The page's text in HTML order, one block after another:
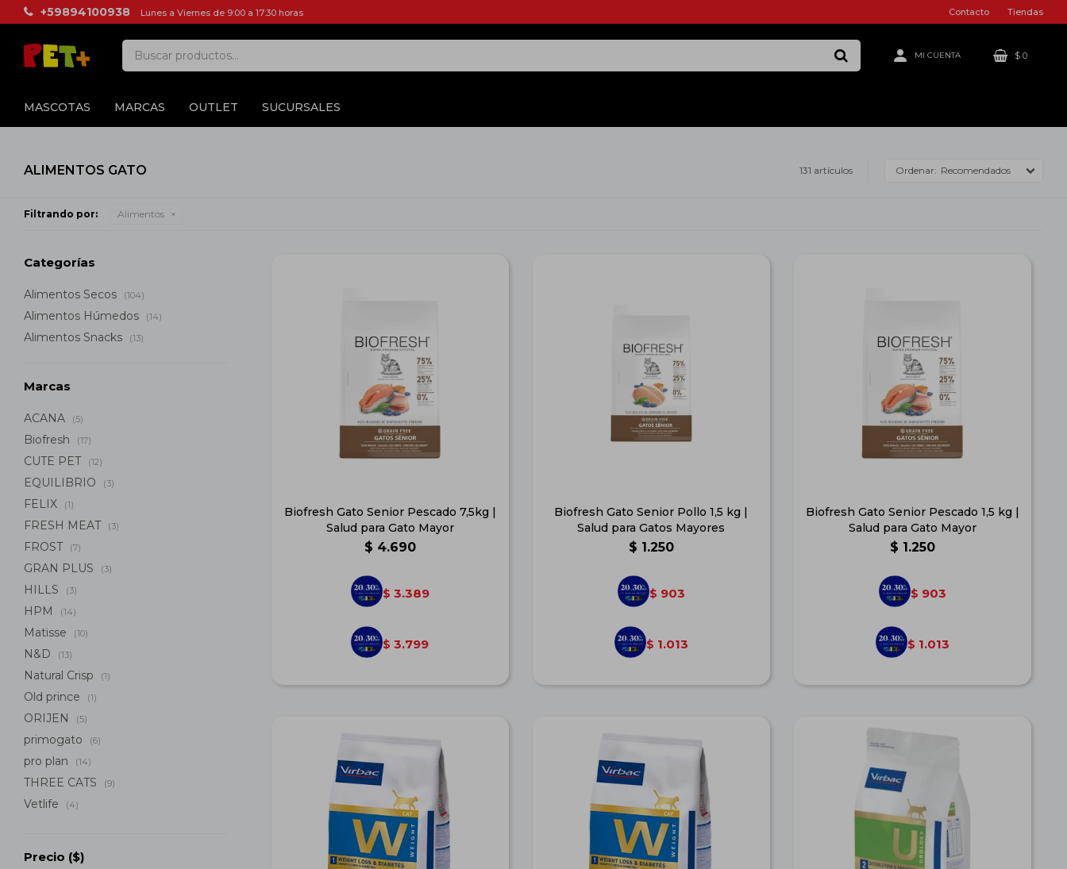
MASCOTAS MARCAS OUTLET SUCURSALES
$ 0
+59894100938 Lunes a Viernes de 9:00 a 17:30 horas Contacto Tiendas
ALIMENTOS GATO 131 artículos Recomendados
Filtrando por: Alimentos
Biofresh Gato Senior Pescado 7,5kg |
Salud para Gato Mayor
$ 4.690
$ 3.389
$ 3.799
Biofresh Gato Senior Pollo 1,5 kg |
Salud para Gatos Mayores
$ 1.250
$ 903
$ 1.013
Biofresh Gato Senior Pescado 1,5 kg |
Salud para Gato Mayor
$ 1.250
$ 903
$ 1.013
Categorías
Alimentos Secos (104)
Alimentos Húmedos (14)
Alimentos Snacks (13)
Marcas
ACANA (5)
Biofresh (17)
CUTE PET (12)
EQUILIBRIO (3)
FELIX (1)
FRESH MEAT (3)
FROST (7)
GRAN PLUS (3)
HILLS (3)
HPM (14)
Matisse (10)
N&D (13)
Natural Crisp (1)
Old prince (1)
ORIJEN (5)
primogato (6)
pro plan (14)
THREE CATS (9)
Vetlife (4)
Precio ($)